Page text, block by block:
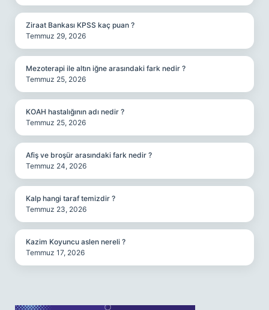
Ziraat Bankası KPSS kaç puan ?
Temmuz 29, 2026
Mezoterapi ile altın iğne arasındaki fark nedir ?
Temmuz 25, 2026
KOAH hastalığının adı nedir ?
Temmuz 25, 2026
Afiş ve broşür arasındaki fark nedir ?
Temmuz 24, 2026
Kalp hangi taraf temizdir ?
Temmuz 23, 2026
Kazim Koyuncu aslen nereli ?
Temmuz 17, 2026